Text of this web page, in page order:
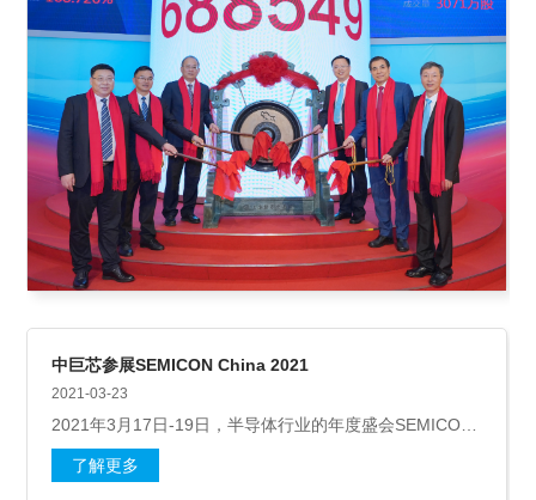
中巨芯参展SEMICON China 2021
2021-03-23
2021年3月17日-19日，半导体行业的年度盛会SEMICON
China 2021展如期在上海新国际博览中心顺利举行。本次
展会，中巨芯科技有限公司携三大类产品—电子湿化学
了解更多